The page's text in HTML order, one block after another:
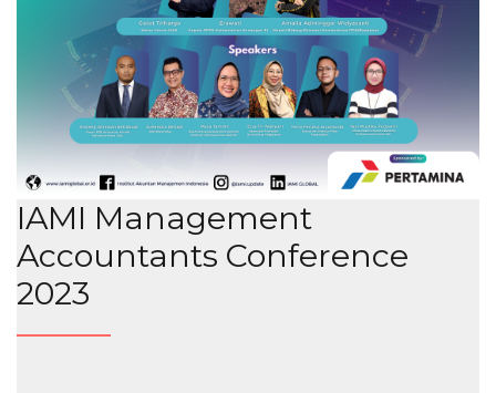
IAMI Management
Accountants Conference
2023